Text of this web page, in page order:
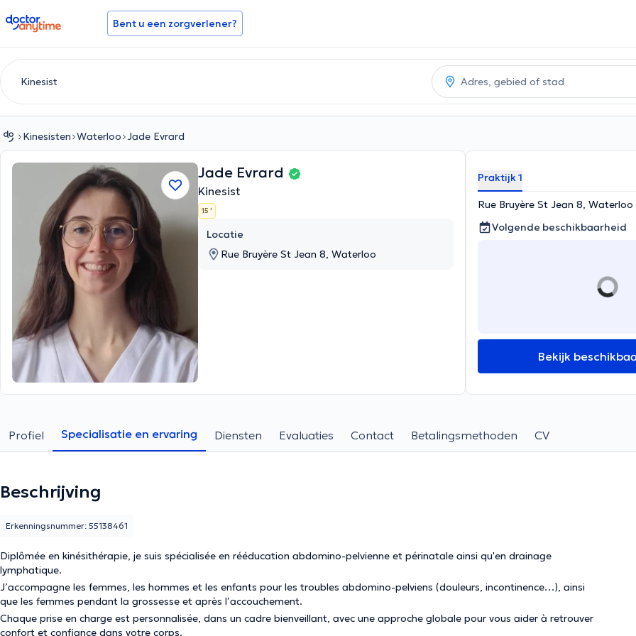
doctoranytime Bent u een zorgverlener?
Kinesisten Waterloo Jade Evrard
Jade Evrard
Kinesist
15 '
Locatie
Rue Bruyère St Jean 8, Waterloo
Praktijk 1
Rue Bruyère St Jean 8, Waterloo
Volgende beschikbaarheid
Bekijk
Profiel Specialisatie en ervaring Diensten Evaluaties Contact Betalingsmethoden CV
Beschrijving
Diplômée en kinésithérapie, je suis spécialisée en rééducation abdomino-pelvienne et périnatale ainsi qu'en drainage
lymphatique.
J’accompagne les femmes, les hommes et les enfants pour les troubles abdomino-pelviens (douleurs, incontinence…), ainsi
que les femmes pendant la grossesse et après l’accouchement.
Chaque prise en charge est personnalisée, dans un cadre bienveillant, avec une approche globale pour vous aider à retrouver
confort et confiance dans votre corps.
Erkenningsnummer: 55138461